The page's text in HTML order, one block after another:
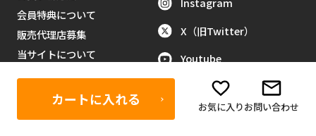
カートに入れる お気に入りお問い合わせ
会員特典について
販売代理店募集
当サイトについて
特定商取引に関する法律
X（旧Twitter）
Youtube
Tik Tok